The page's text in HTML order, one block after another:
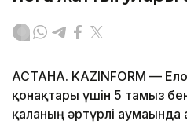
АСТАНА. KAZINFORM —
қонақтары үшін 5 тамыз
қаланың әртүрлі